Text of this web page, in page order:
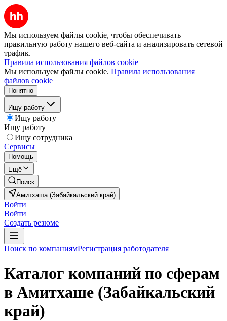
Мы используем файлы cookie, чтобы обеспечивать
правильную работу нашего веб-сайта и анализировать сетевой
трафик.
Правила использования файлов cookie
Мы используем файлы cookie. Правила использования
файлов cookie
Понятно
Ищу работу
Ищу работу
Ищу работу
Ищу сотрудника
Сервисы
Помощь
Ещё
Поиск
Амитхаша (Забайкальский край)
Войти
Войти
Создать резюме
Поиск по компаниямРегистрация работодателя
Каталог компаний по сферам
в Амитхаше (Забайкальский
край)